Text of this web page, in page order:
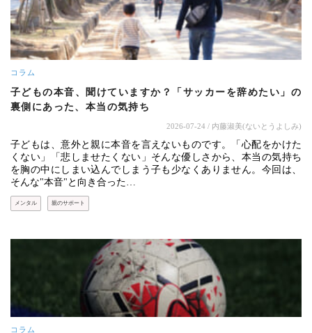
コラム
子どもの本音、聞けていますか？「サッカーを辞めたい」の
裏側にあった、本当の気持ち
2026-07-24 / 内藤淑美(ないとうよしみ)
子どもは、意外と親に本音を言えないものです。「心配をかけた
くない」「悲しませたくない」そんな優しさから、本当の気持ち
を胸の中にしまい込んでしまう子も少なくありません。今回は、
そんな"本音"と向き合った…
メンタル 親のサポート
コラム